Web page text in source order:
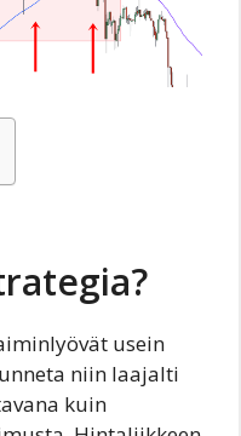
usein
niin laajalti
kuin